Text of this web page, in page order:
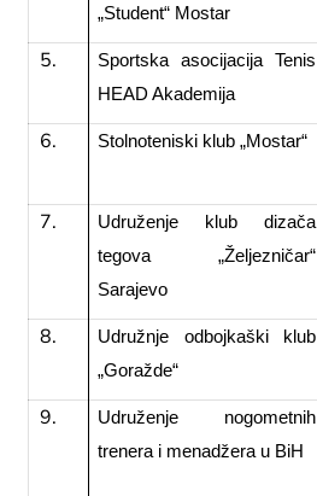
„Student“ Mostar
Sportska asocijacija Tenis
HEAD Akademija
Stolnoteniski klub „Mostar“
Udruženje klub dizača
tegova „Željezničar“
Sarajevo
Udružnje odbojkaški klub
„Goražde“
Udruženje nogometnih
trenera i menadžera u BiH